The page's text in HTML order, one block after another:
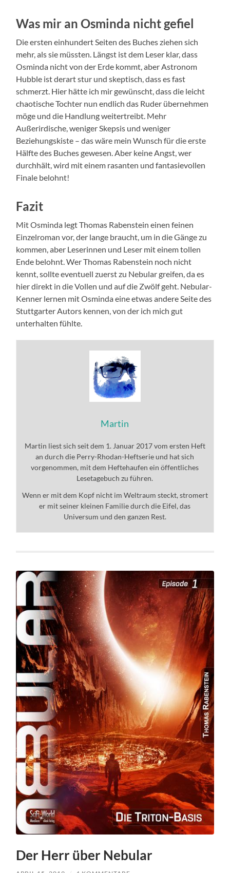
Was mir an Osminda nicht gefiel
Die ersten einhundert Seiten des Buches ziehen sich
mehr, als sie müssten. Längst ist dem Leser klar, dass
Osminda nicht von der Erde kommt, aber Astronom
Hubble ist derart stur und skeptisch, dass es fast
schmerzt. Hier hätte ich mir gewünscht, dass die leicht
chaotische Tochter nun endlich das Ruder übernehmen
möge und die Handlung weitertreibt. Mehr
Außerirdische, weniger Skepsis und weniger
Beziehungskiste – das wäre mein Wunsch für die erste
Hälfte des Buches gewesen. Aber keine Angst, wer
durchhält, wird mit einem rasanten und fantasievollen
Finale belohnt!
Fazit
Mit Osminda legt Thomas Rabenstein einen feinen
Einzelroman vor, der lange braucht, um in die Gänge zu
kommen, aber Leserinnen und Leser mit einem tollen
Ende belohnt. Wer Thomas Rabenstein noch nicht
kennt, sollte eventuell zuerst zu Nebular greifen, da es
hier direkt in die Vollen und auf die Zwölf geht. Nebular-
Kenner lernen mit Osminda eine etwas andere Seite des
Stuttgarter Autors kennen, von der ich mich gut
unterhalten fühlte.
Martin
Martin liest sich seit dem 1. Januar 2017 vom ersten Heft
an durch die Perry-Rhodan-Heftserie und hat sich
vorgenommen, mit dem Heftehaufen ein öffentliches
Lesetagebuch zu führen.
Wenn er mit dem Kopf nicht im Weltraum steckt, stromert
er mit seiner kleinen Familie durch die Eifel, das
Universum und den ganzen Rest.
Der Herr über Nebular